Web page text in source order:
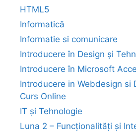
HTML5
Informatică
Informatie si comunicare
Introducere în Design și
Introducere în Microsoft
Introducere in Webdesign si
Curs Online
IT și Tehnologie
Luna 2 – Funcționalități și